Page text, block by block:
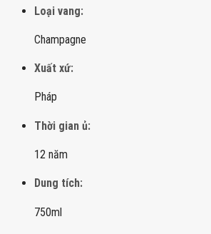
Loại vang:
Champagne
Xuất xứ:
Pháp
Thời gian ủ:
12 năm
Dung tích:
750ml